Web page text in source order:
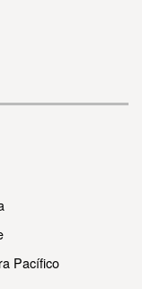
Pacífico